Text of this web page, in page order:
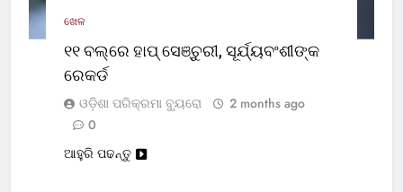
ଖେଳ
୧୧ ବଲ୍‌ରେ ହାପ୍ ସେଞ୍ଚୁରୀ, ସୂର୍ଯ୍ୟବଂଶୀଙ୍କ
ରେକର୍ଡ
ଓଡ଼ିଶା ପରିକ୍ରମା ବ୍ୟୁରୋ
2 months ago
0
ଆହୁରି ପଢନ୍ତୁ